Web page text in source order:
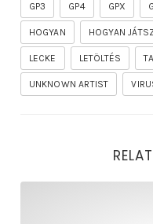
GP3 GP4 GPX
HOGYAN HOGYAN
LECKE LETÖLTÉS
UNKNOWN ARTIST